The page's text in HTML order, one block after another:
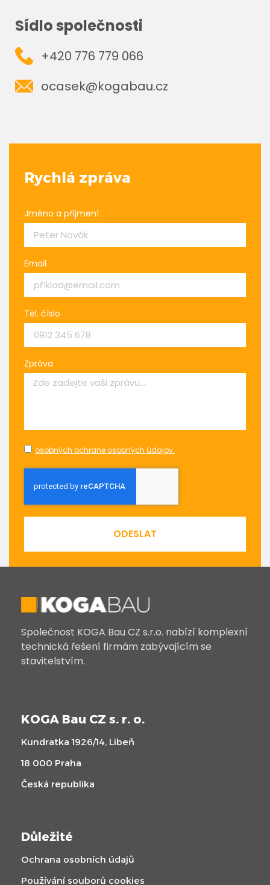
Sídlo společnosti
+420 776 779 066
ocasek@kogabau.cz
Rychlá zpráva
Jméno a příjmení
Email
Tel. číslo
Zpráva
osobných ochrane osobných údajov.
ODESLAT
Společnost KOGA Bau CZ s.r.o. nabízí komplexní
technická řešení firmám zabývajícím se
stavitelstvím.
KOGA Bau CZ s. r. o.
Kundratka 1926/14, Libeň
18 000 Praha
Česká republika
Důležité
Ochrana osobních údajů
Používání souborů cookies